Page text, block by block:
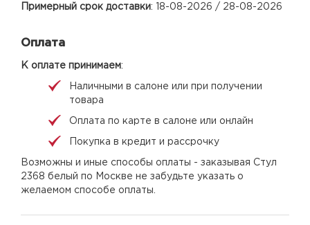
Примерный срок доставки: 18-08-2026 / 28-08-2026
Оплата
К оплате принимаем:
Наличными в салоне или при получении
товара
Оплата по карте в салоне или онлайн
Покупка в кредит и рассрочку
Возможны и иные способы оплаты - заказывая Стул
2368 белый по Москве не забудьте указать о
желаемом способе оплаты.